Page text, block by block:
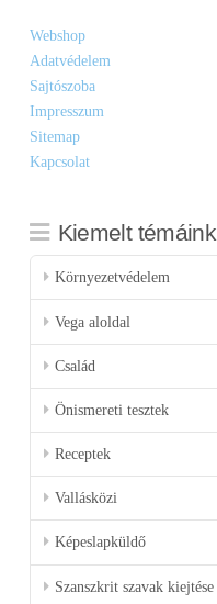
Webshop
Adatvédelem
Sajtószoba
Impresszum
Sitemap
Kapcsolat
Kiemelt témáink
Környezetvédelem
Vega aloldal
Család
Önismereti tesztek
Receptek
Vallásközi
Képeslapküldő
Szanszkrit szavak kiejtése